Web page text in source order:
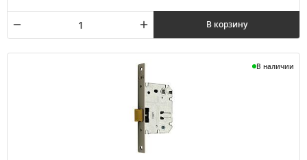
В корзину
В наличии